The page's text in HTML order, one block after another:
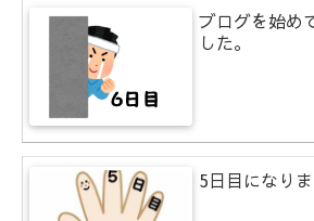
ブログを始め
した。
5日目になりま